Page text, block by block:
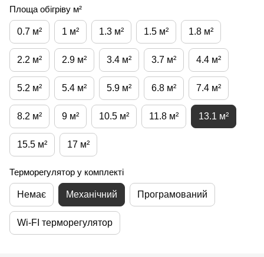
Площа обігріву м²
0.7 м² 1 м² 1.3 м² 1.5 м² 1.8 м²
2.2 м² 2.9 м² 3.4 м² 3.7 м² 4.4 м²
5.2 м² 5.4 м² 5.9 м² 6.8 м² 7.4 м²
8.2 м² 9 м² 10.5 м² 11.8 м² 13.1 м²
15.5 м² 17 м²
Терморегулятор у комплекті
Немає Механічний Програмований
Wi-FI терморегулятор